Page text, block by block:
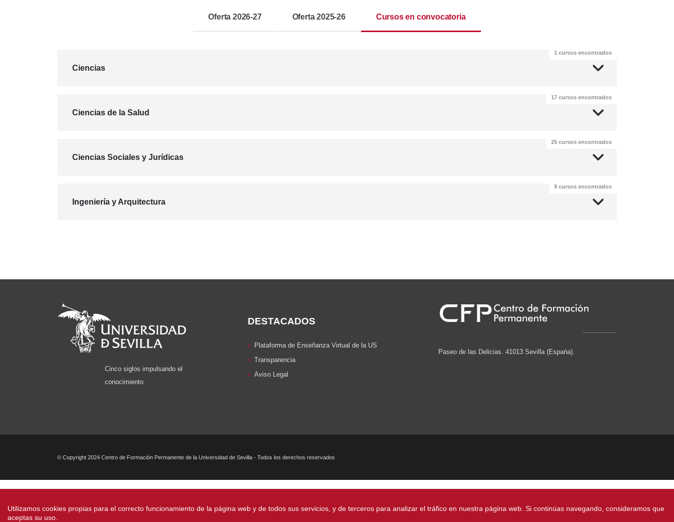
Oferta 2026-27 Oferta 2025-26 Cursos en convocatoria
Ciencias
1 cursos encontrados
Ciencias de la Salud
17 cursos encontrados
Ciencias Sociales y Jurídicas
25 cursos encontrados
Ingeniería y Arquitectura
9 cursos encontrados
Cinco siglos impulsando el
conocimiento
DESTACADOS
Plataforma de Enseñanza Virtual de la US
Transparencia
Aviso Legal
Paseo de las Delicias. 41013 Sevilla (Espańa).
© Copyright 2024 Centro de Formación Permanente de la Universidad de Sevilla - Todos los derechos reservados
Utilizamos cookies propias para el correcto funcionamiento de la página web y de todos sus servicios, y de terceros para analizar el tráfico en nuestra página web. Si continúas navegando, consideramos que
aceptas su uso.